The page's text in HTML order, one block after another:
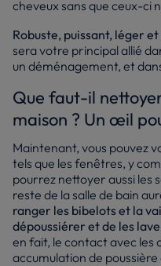
cheveux sans que ceux-ci
Robuste, puissant, léger
sera votre principal allié
un déménagement, et
Que faut-il
maison ? Un œil
Maintenant, vous pouvez
tels que les fenêtres, y
pourrez nettoyer aussi les
reste de la salle de bain
ranger les bibelots et la
dépoussiérer et de les
en fait, le contact avec les
accumulation de